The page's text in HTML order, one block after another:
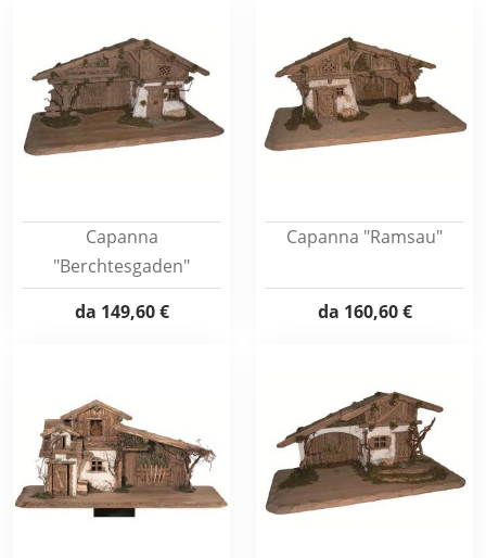
Capanna
"Berchtesgaden"
da 149,60 €
Capanna "Ramsau"
da 160,60 €